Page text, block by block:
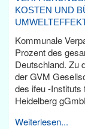
KOSTEN UND
Kommunale
Prozent des
Deutschland. Zu
der GVM
des ifeu -
Heidelberg
Weiterlesen...